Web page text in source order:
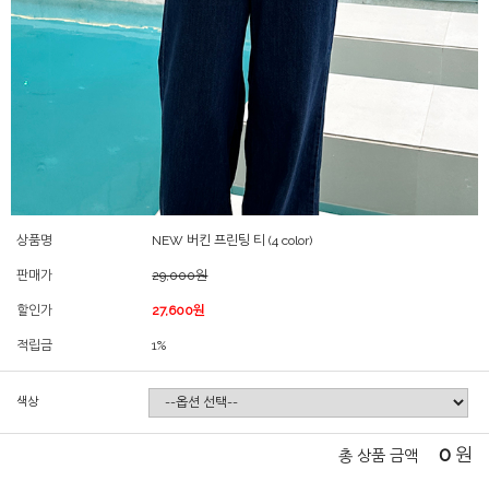
상품명 NEW 버킨 프린팅 티 (4 color)
판매가 29,000원
할인가 27,600원
적립금 1%
색상
총 상품 금액 0 원